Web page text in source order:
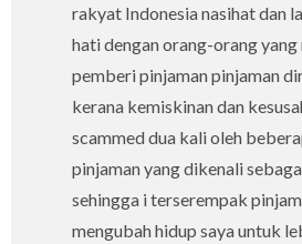
rakyat Indonesia nasihat dan
hati dengan orang-orang
pemberi pinjaman pinjaman
kerana kemiskinan dan
scammed dua kali oleh
pinjaman yang dikenali
sehingga i terserempak
mengubah hidup saya untuk